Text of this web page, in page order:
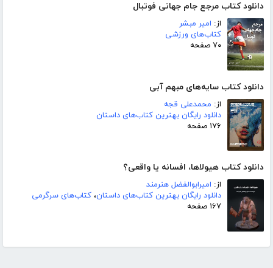
دانلود کتاب مرجع جام جهانی فوتبال
از: امیر مبشر
کتاب‌های ورزشی
۷۰ صفحه
دانلود کتاب سایه‌های مبهم آبی
از: محمدعلی قجه
دانلود رایگان بهترین کتاب‌های داستان
۱۷۶ صفحه
دانلود کتاب هیولاها، افسانه یا واقعی؟
از: امیرابوالفضل هنرمند
دانلود رایگان بهترین کتاب‌های داستان، کتاب‌های سرگرمی
۱۶۷ صفحه